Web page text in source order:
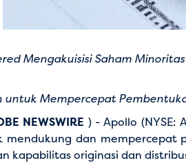
Mengakuisisi Saham
untuk Mempercepat
NEWSWIRE ) - Apollo (NYSE:
dan mempercepat
kapabilitas originasi dan